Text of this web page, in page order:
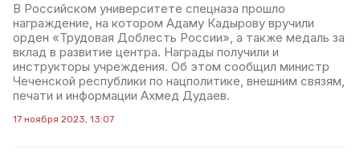
В Российском университете спецназа прошло
награждение, на котором Адаму Кадырову вручили
орден «Трудовая Доблесть России», а также медаль за
вклад в развитие центра. Награды получили и
инструкторы учреждения. Об этом сообщил министр
Чеченской республики по нацполитике, внешним связям,
печати и информации Ахмед Дудаев.
17 ноября 2023, 13:07